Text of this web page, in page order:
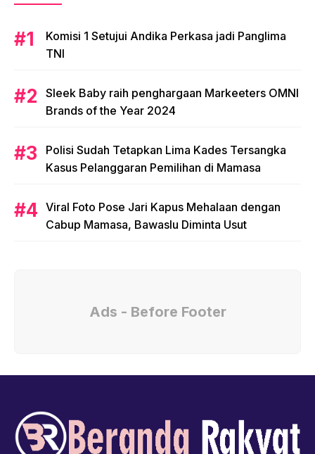
Komisi 1 Setujui Andika Perkasa jadi Panglima
TNI
Sleek Baby raih penghargaan Markeeters OMNI
Brands of the Year 2024
Polisi Sudah Tetapkan Lima Kades Tersangka
Kasus Pelanggaran Pemilihan di Mamasa
Viral Foto Pose Jari Kapus Mehalaan dengan
Cabup Mamasa, Bawaslu Diminta Usut
Ads - Before Footer